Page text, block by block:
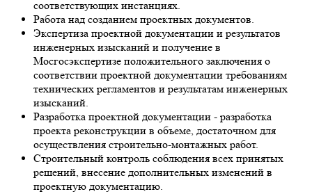
соответствующих инстанциях.
Работа над созданием проектных документов.
Экспертиза проектной документации и результатов
инженерных изысканий и получение в
Мосгосэкспертизе положительного заключения о
соответствии проектной документации требованиям
технических регламентов и результатам инженерных
изысканий.
Разработка проектной документации - разработка
проекта реконструкции в объеме, достаточном для
осуществления строительно-монтажных работ.
Строительный контроль соблюдения всех принятых
решений, внесение дополнительных изменений в
проектную документацию.